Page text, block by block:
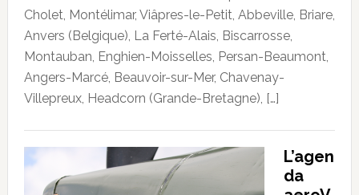
Cholet, Montélimar, Viâpres-le-Petit, Abbeville, Briare,
Anvers (Belgique), La Ferté-Alais, Biscarrosse,
Montauban, Enghien-Moisselles, Persan-Beaumont,
Angers-Marcé, Beauvoir-sur-Mer, Chavenay-
Villepreux, Headcorn (Grande-Bretagne), […]
L’agen
da